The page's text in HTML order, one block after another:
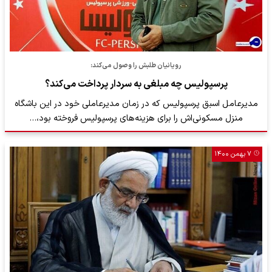
رویانیان طلبش را وصول می‌کند:
پرسپولیس چه مبلغی به سردار پرداخت می‌کند؟
مدیرعامل اسبق پرسپولیس که در زمان مدیرعاملی خود در این باشگاه
منزل مسکونی‌اش را برای هزینه‌های پرسپولیس فروخته بود،…
۷ بهمن ۱۴۰۰